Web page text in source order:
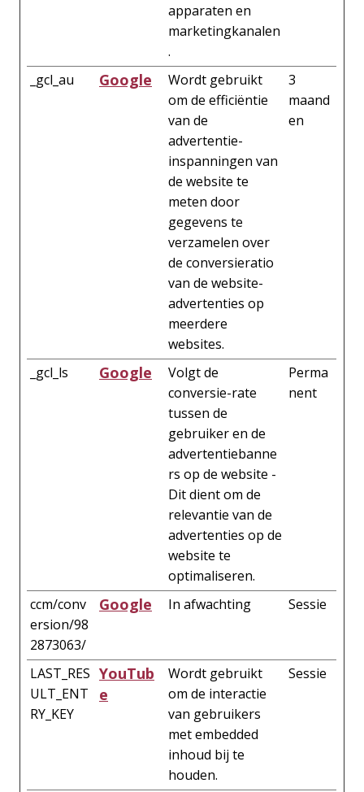
apparaten en
marketingkanalen
.
_gcl_au Google
Wordt gebruikt
om de efficiëntie
van de
advertentie-
inspanningen van
de website te
meten door
gegevens te
verzamelen over
de conversieratio
van de website-
advertenties op
meerdere
websites.
3
maand
en
_gcl_ls Google
Volgt de
conversie-rate
tussen de
gebruiker en de
advertentiebanne
rs op de website -
Dit dient om de
relevantie van de
advertenties op de
website te
optimaliseren.
Perma
nent
ccm/conv
ersion/98
2873063/
Google In afwachting Sessie
LAST_RES
ULT_ENT
RY_KEY
YouTub
e
Wordt gebruikt
om de interactie
van gebruikers
met embedded
inhoud bij te
houden.
Sessie